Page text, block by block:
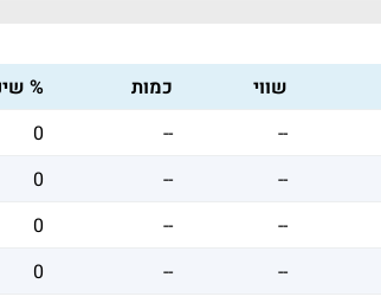
שווי כמות
%
--
--
0
--
--
0
--
--
0
--
--
0